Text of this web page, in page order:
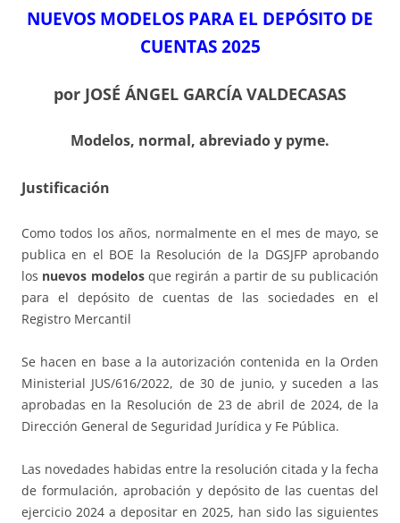
NUEVOS MODELOS PARA EL DEPÓSITO DE
CUENTAS 2025
por JOSÉ ÁNGEL GARCÍA VALDECASAS
Modelos, normal, abreviado y pyme.
Justificación
Como todos los años, normalmente en el mes de mayo, se
publica en el BOE la Resolución de la DGSJFP aprobando
los nuevos modelosque regirán a partir de su publicación
para el depósito de cuentas de las sociedades en el
Registro Mercantil
Se hacen en base a la autorización contenida en la Orden
Ministerial JUS/616/2022, de 30 de junio, y suceden a las
aprobadas en la Resolución de 23 de abril de 2024, de la
Dirección General de Seguridad Jurídica y Fe Pública.
Las novedades habidas entre la resolución citada y la fecha
de formulación, aprobación y depósito de las cuentas del
ejercicio 2024 a depositar en 2025, han sido las siguientes